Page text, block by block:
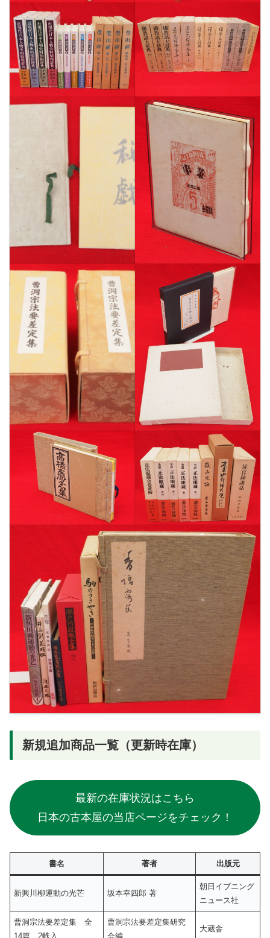
新規追加商品一覧（更新時在庫）
最新の在庫状況はこちら
日本の古本屋の当店ページをチェック！
書名 著者 出版元
新興川柳運動の光芒 坂本幸四郎 著
朝日イブニング
ニュース社
曹洞宗法要差定集 全
14篇 2帙入
曹洞宗法要差定集研究
会編
大蔵舎